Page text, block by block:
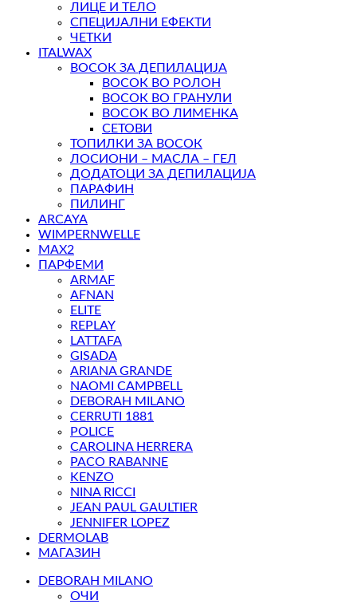
ЛИЦЕ И ТЕЛО
СПЕЦИЈАЛНИ ЕФЕКТИ
ЧЕТКИ
ITALWAX
ВОСОК ЗА ДЕПИЛАЦИЈА
ВОСОК ВО РОЛОН
ВОСОК ВО ГРАНУЛИ
ВОСОК ВО ЛИМЕНКА
СЕТОВИ
ТОПИЛКИ ЗА ВОСОК
ЛОСИОНИ – МАСЛА – ГЕЛ
ДОДАТОЦИ ЗА ДЕПИЛАЦИЈА
ПАРАФИН
ПИЛИНГ
ARCAYA
WIMPERNWELLE
MAX2
ПАРФЕМИ
ARMAF
AFNAN
ELITE
REPLAY
LATTAFA
GISADA
ARIANA GRANDE
NAOMI CAMPBELL
DEBORAH MILANO
CERRUTI 1881
POLICE
CAROLINA HERRERA
PACO RABANNE
KENZO
NINA RICCI
JEAN PAUL GAULTIER
JENNIFER LOPEZ
DERMOLAB
МАГАЗИН
DEBORAH MILANO
ОЧИ